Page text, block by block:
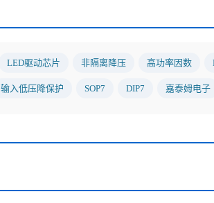
LED驱动芯片 非隔离降压 高功率因数
输入低压降保护 SOP7 DIP7 嘉泰姆电子